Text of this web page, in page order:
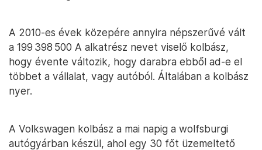
A 2010-es évek közepére annyira népszerűvé vált
a 199 398 500 A alkatrész nevet viselő kolbász,
hogy évente változik, hogy darabra ebből ad-e el
többet a vállalat, vagy autóból. Általában a kolbász
nyer.
A Volkswagen kolbász a mai napig a wolfsburgi
autógyárban készül, ahol egy 30 főt üzemeltető